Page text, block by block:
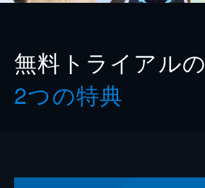
無料トライアルの
2つの特典